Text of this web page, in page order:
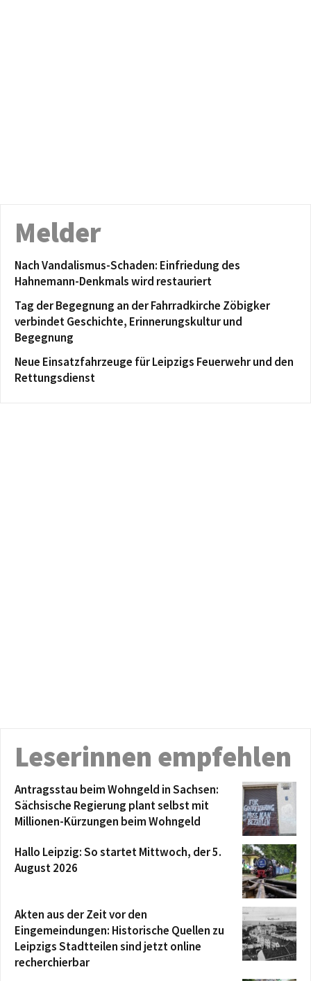
Melder
Nach Vandalismus-Schaden: Einfriedung des
Hahnemann-Denkmals wird restauriert
Tag der Begegnung an der Fahrradkirche Zöbigker
verbindet Geschichte, Erinnerungskultur und
Begegnung
Neue Einsatzfahrzeuge für Leipzigs Feuerwehr und den
Rettungsdienst
Leserinnen empfehlen
Antragsstau beim Wohngeld in Sachsen:
Sächsische Regierung plant selbst mit
Millionen-Kürzungen beim Wohngeld
Hallo Leipzig: So startet Mittwoch, der 5.
August 2026
Akten aus der Zeit vor den
Eingemeindungen: Historische Quellen zu
Leipzigs Stadtteilen sind jetzt online
recherchierbar